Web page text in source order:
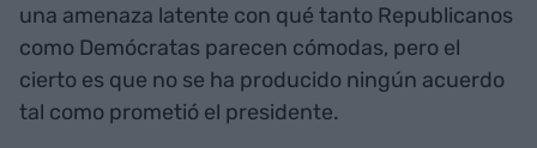
una amenaza latente con qué tanto Republicanos
como Demócratas parecen cómodas, pero el
cierto es que no se ha producido ningún acuerdo
tal como prometió el presidente.